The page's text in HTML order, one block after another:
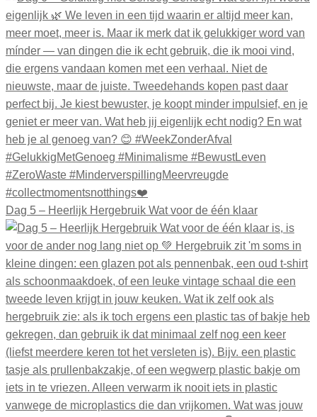
Dag 5 – Heerlijk Hergebruik Wat voor de één klaar